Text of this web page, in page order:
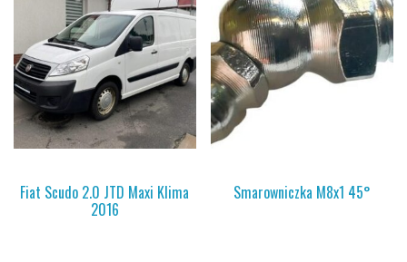
Fiat Scudo 2.0 JTD Maxi Klima
2016
Smarowniczka M8x1 45°